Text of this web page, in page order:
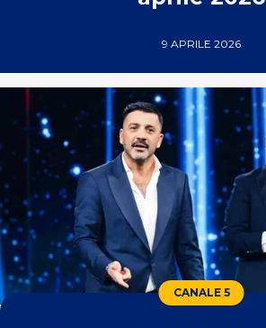
9 APRILE 2026
CANALE 5